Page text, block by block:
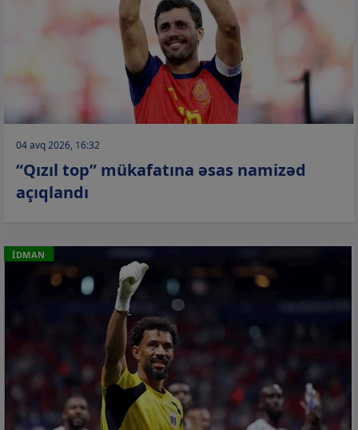
04 avq 2026, 16:32
“Qızıl top” mükafatına əsas namizəd
açıqlandı
İDMAN